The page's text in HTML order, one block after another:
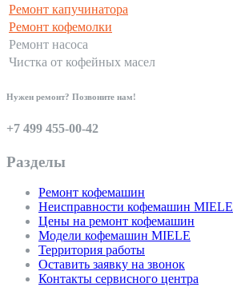
Ремонт капучинатора
Ремонт кофемолки
Ремонт насоса
Чистка от кофейных масел
Нужен ремонт? Позвоните нам!
+7 499 455-00-42
Разделы
Ремонт кофемашин
Неисправности кофемашин MIELE
Цены на ремонт кофемашин
Модели кофемашин MIELE
Территория работы
Оставить заявку на звонок
Контакты сервисного центра